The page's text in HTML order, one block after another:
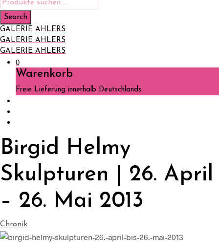
GALERIE AHLERS
GALERIE AHLERS
GALERIE AHLERS
0
Warenkorb
Freie Lieferung innerhalb Deutschlands
Birgid Helmy
Skulpturen | 26. April
– 26. Mai 2013
Chronik